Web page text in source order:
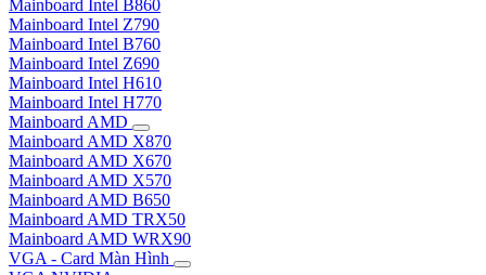
Mainboard Intel B860
Mainboard Intel Z790
Mainboard Intel B760
Mainboard Intel Z690
Mainboard Intel H610
Mainboard Intel H770
Mainboard AMD
Mainboard AMD X870
Mainboard AMD X670
Mainboard AMD X570
Mainboard AMD B650
Mainboard AMD TRX50
Mainboard AMD WRX90
VGA - Card Màn Hình